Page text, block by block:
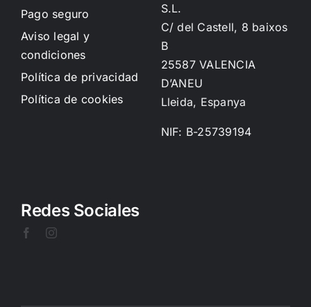
Pago seguro
Aviso legal y
condiciones
Política de privacidad
Política de cookies
S.L.
C/ del Castell, 8 baixos
B
25587 VALENCIA
D’ANEU
Lleida, Espanya
NIF: B-25739194
Redes Sociales